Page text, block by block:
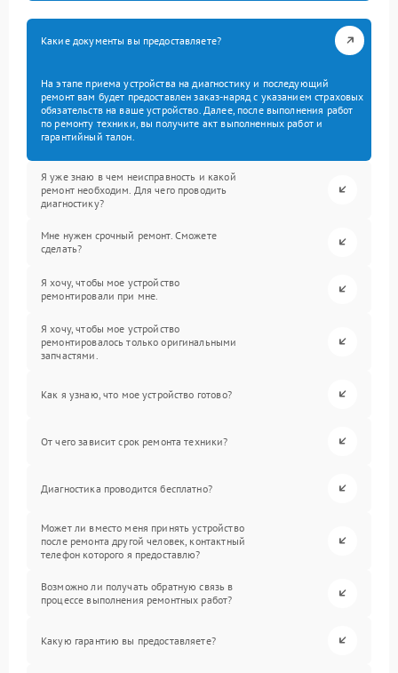
Какие документы вы предоставляете?
На этапе приема устройства на диагностику и последующий
ремонт вам будет предоставлен заказ-наряд с указанием страховых
обязательств на ваше устройство. Далее, после выполнения работ
по ремонту техники, вы получите акт выполненных работ и
гарантийный талон.
Я уже знаю в чем неисправность и какой
ремонт необходим. Для чего проводить
диагностику?
Мне нужен срочный ремонт. Сможете
сделать?
Я хочу, чтобы мое устройство
ремонтировали при мне.
Я хочу, чтобы мое устройство
ремонтировалось только оригинальными
запчастями.
Как я узнаю, что мое устройство готово?
От чего зависит срок ремонта техники?
Диагностика проводится бесплатно?
Может ли вместо меня принять устройство
после ремонта другой человек, контактный
телефон которого я предоставлю?
Возможно ли получать обратную связь в
процессе выполнения ремонтных работ?
Какую гарантию вы предоставляете?